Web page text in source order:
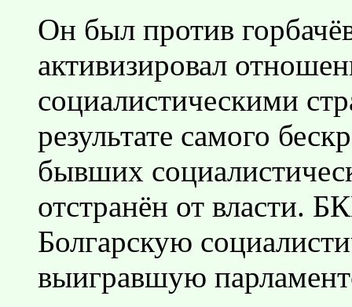
Он был против
активизировал
социалистическими
результате самого
бывших
отстранён от власти.
Болгарскую
выигравшую